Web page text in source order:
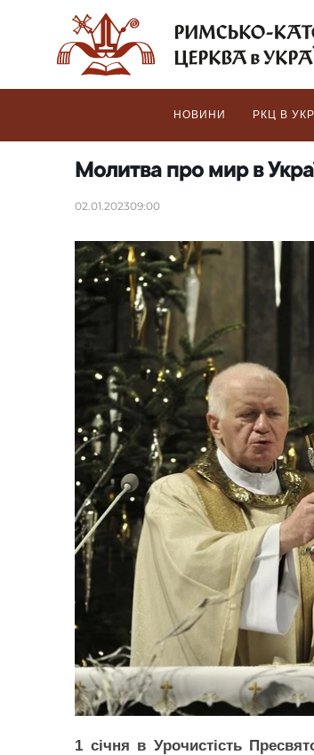
НОВИНИ РКЦ В
Молитва про мир в
02.01.202309:00
1 січня в Урочистість